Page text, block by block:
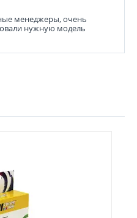
менеджеры, очень
нужную модель